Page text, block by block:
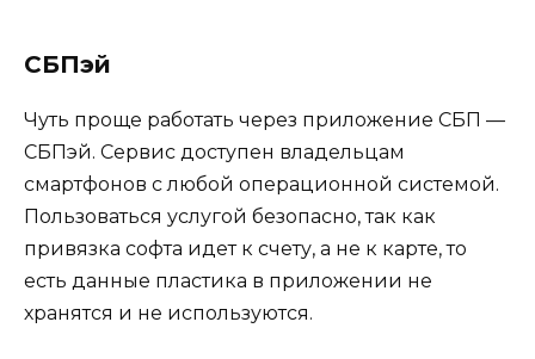
СБПэй
Чуть проще работать через приложение СБП —
СБПэй. Сервис доступен владельцам
смартфонов с любой операционной системой.
Пользоваться услугой безопасно, так как
привязка софта идет к счету, а не к карте, то
есть данные пластика в приложении не
хранятся и не используются.